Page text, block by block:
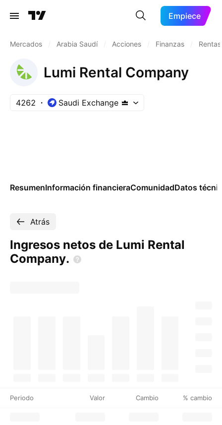
Empiece
Mercados Arabia Saudí Acciones Finanzas
Lumi Rental Company
4262 Saudi Exchange
ResumenInformación financieraComunidadDatos
Atrás
Ingresos netos de Lumi Rental
Company.
Periodo Valor Cambio % cambio